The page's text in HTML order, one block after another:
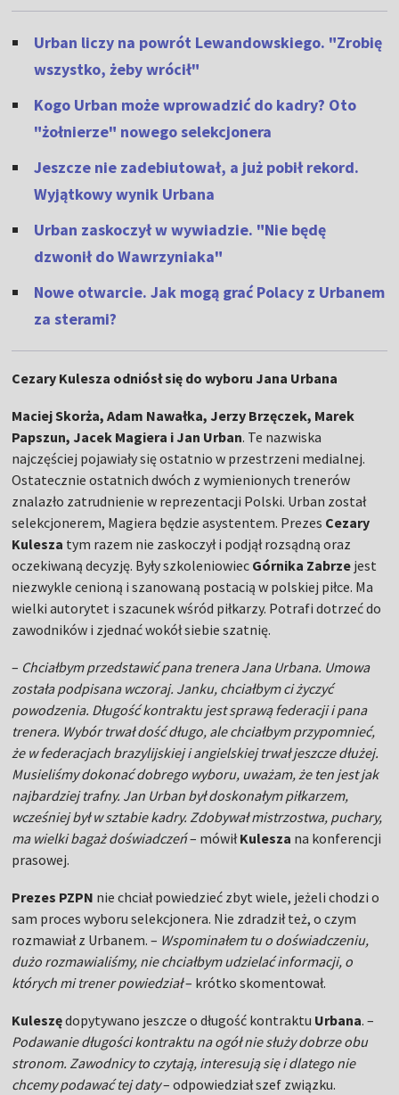
Urban liczy na powrót Lewandowskiego. "Zrobię
wszystko, żeby wrócił"
Kogo Urban może wprowadzić do kadry? Oto
"żołnierze" nowego selekcjonera
Jeszcze nie zadebiutował, a już pobił rekord.
Wyjątkowy wynik Urbana
Urban zaskoczył w wywiadzie. "Nie będę
dzwonił do Wawrzyniaka"
Nowe otwarcie. Jak mogą grać Polacy z Urbanem
za sterami?
Cezary Kulesza odniósł się do wyboru Jana Urbana
Maciej Skorża, Adam Nawałka, Jerzy Brzęczek, Marek
Papszun, Jacek Magiera i Jan Urban. Te nazwiska
najczęściej pojawiały się ostatnio w przestrzeni medialnej.
Ostatecznie ostatnich dwóch z wymienionych trenerów
znalazło zatrudnienie w reprezentacji Polski. Urban został
selekcjonerem, Magiera będzie asystentem. Prezes Cezary
Kulesza tym razem nie zaskoczył i podjął rozsądną oraz
oczekiwaną decyzję. Były szkoleniowiec Górnika Zabrze jest
niezwykle cenioną i szanowaną postacią w polskiej piłce. Ma
wielki autorytet i szacunek wśród piłkarzy. Potrafi dotrzeć do
zawodników i zjednać wokół siebie szatnię.
– Chciałbym przedstawić pana trenera Jana Urbana. Umowa
została podpisana wczoraj. Janku, chciałbym ci życzyć
powodzenia. Długość kontraktu jest sprawą federacji i pana
trenera. Wybór trwał dość długo, ale chciałbym przypomnieć,
że w federacjach brazylijskiej i angielskiej trwał jeszcze dłużej.
Musieliśmy dokonać dobrego wyboru, uważam, że ten jest jak
najbardziej trafny. Jan Urban był doskonałym piłkarzem,
wcześniej był w sztabie kadry. Zdobywał mistrzostwa, puchary,
ma wielki bagaż doświadczeń– mówiłKulesza na konferencji
prasowej.
Prezes PZPN nie chciał powiedzieć zbyt wiele, jeżeli chodzi o
sam proces wyboru selekcjonera. Nie zdradził też, o czym
rozmawiał z Urbanem. – Wspominałem tu o doświadczeniu,
dużo rozmawialiśmy, nie chciałbym udzielać informacji, o
których mi trener powiedział– krótko skomentował.
Kuleszędopytywano jeszcze o długość kontraktu Urbana. –
Podawanie długości kontraktu na ogół nie służy dobrze obu
stronom. Zawodnicy to czytają, interesują się i dlatego nie
chcemy podawać tej daty– odpowiedział szef związku.